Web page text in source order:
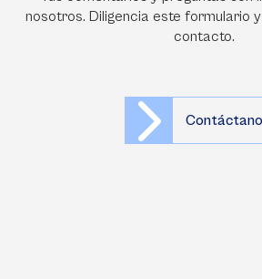
nosotros. Diligencia este formulario
contacto.